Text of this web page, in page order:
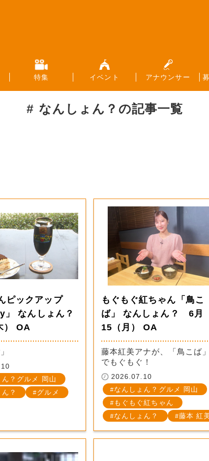
特集 イベント アナウンサー
なんしょん？ の記事一覧
ピックアップ
」 なんしょん？
） OA
ん？グルメ 岡山
？
グルメ
もぐもぐ紅ちゃん「鳥こ
ば」 なんしょん？ 6月
15（月） OA
藤本紅美アナが、「鳥こば」
でもぐもぐ！
2026.07.10
なんしょん？グルメ 岡山
もぐもぐ紅ちゃん
なんしょん？
藤本 紅